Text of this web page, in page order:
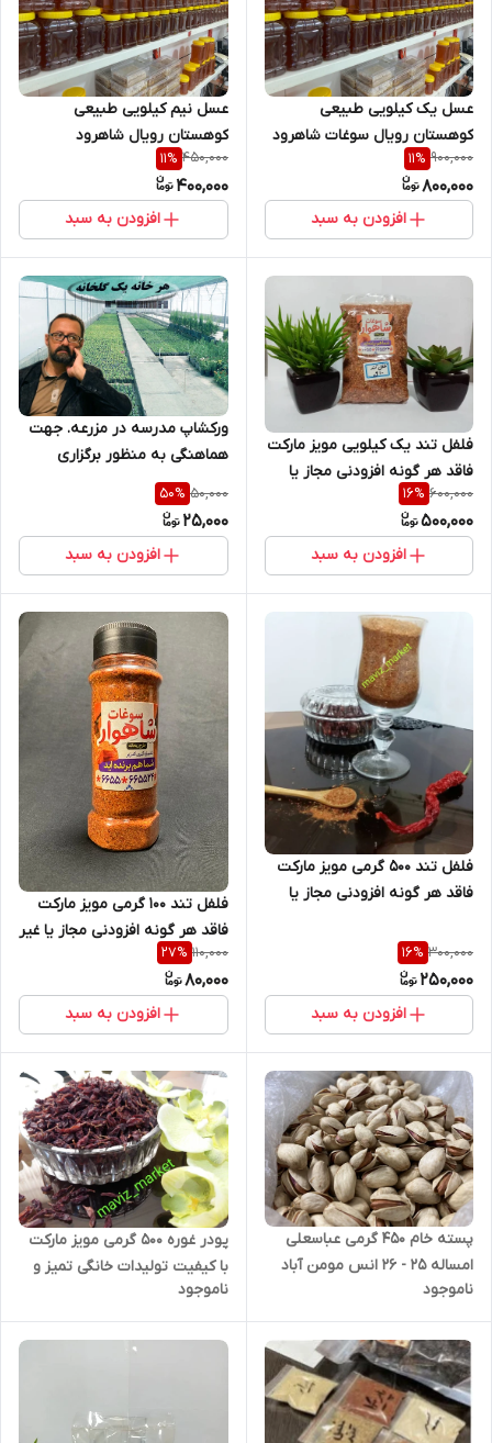
عسل یک کیلویی طبیعی
کوهستان رویال سوغات شاهرود
900,000
11%
800,000
افزودن به سبد
عسل نیم کیلویی طبیعی
کوهستان رویال شاهرود
450,000
11%
400,000
افزودن به سبد
فلفل تند یک کیلویی مویز مارکت
فاقد هر گونه افزودنی مجاز یا
غیر مجاز با عطر و طعم
600,000
16%
500,000
افزودن به سبد
ورکشاپ مدرسه در مزرعه. جهت
هماهنگی به منظور برگزاری
تماس حاصل فرمایید.
50,000
50%
25,000
افزودن به سبد
فلفل تند 500 گرمی مویز مارکت
فاقد هر گونه افزودنی مجاز یا
300,000
16%
250,000
افزودن به سبد
فلفل تند 100 گرمی مویز مارکت
فاقد هر گونه افزودنی مجاز یا غیر
مجاز با عطر و طعم
110,000
27%
80,000
افزودن به سبد
پسته خام 450 گرمی عباسعلی
امساله 25 - 26 انس مومن آباد
دامغان ارگانیک و تولید شده
بدون سم
ناموجود
پودر غوره 500 گرمی مویز مارکت
با کیفیت تولیدات خانگی تمیز و
تولید شده در دستگاه
ناموجود